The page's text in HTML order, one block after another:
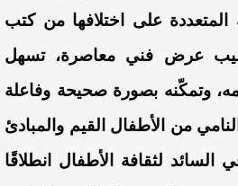
المتعددة على اختلافها من كتب
عرض فني معاصرة، تسهل
وتمكّنه بصورة صحيحة وفاعلة
من الأطفال القيم والمبادئ
السائد لثقافة الأطفال انطلاقًا